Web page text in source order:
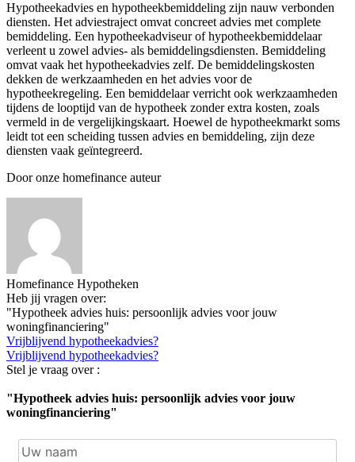
Hypotheekadvies en hypotheekbemiddeling zijn nauw verbonden
diensten. Het adviestraject omvat concreet advies met complete
bemiddeling. Een hypotheekadviseur of hypotheekbemiddelaar
verleent u zowel advies- als bemiddelingsdiensten. Bemiddeling
omvat vaak het hypotheekadvies zelf. De bemiddelingskosten
dekken de werkzaamheden en het advies voor de
hypotheekregeling. Een bemiddelaar verricht ook werkzaamheden
tijdens de looptijd van de hypotheek zonder extra kosten, zoals
vermeld in de vergelijkingskaart. Hoewel de hypotheekmarkt soms
leidt tot een scheiding tussen advies en bemiddeling, zijn deze
diensten vaak geïntegreerd.
Door onze homefinance auteur
Homefinance Hypotheken
Heb jij vragen over:
"Hypotheek advies huis: persoonlijk advies voor jouw
woningfinanciering"
Vrijblijvend hypotheekadvies?
Vrijblijvend hypotheekadvies?
Stel je vraag over :
"Hypotheek advies huis: persoonlijk advies voor jouw
woningfinanciering"